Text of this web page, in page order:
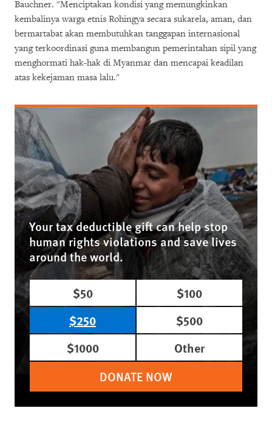
Bauchner. "Menciptakan kondisi yang memungkinkan
kembalinya warga etnis Rohingya secara sukarela, aman, dan
bermartabat akan membutuhkan tanggapan internasional
yang terkoordinasi guna membangun pemerintahan sipil yang
menghormati hak-hak di Myanmar dan mencapai keadilan
atas kekejaman masa lalu."
Your tax deductible gift can help stop
human rights violations and save lives
around the world.
$50
$100
$250
$500
$1000
Other
DONATE NOW